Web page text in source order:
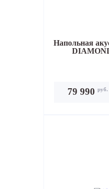
Напольная
79 990 руб.